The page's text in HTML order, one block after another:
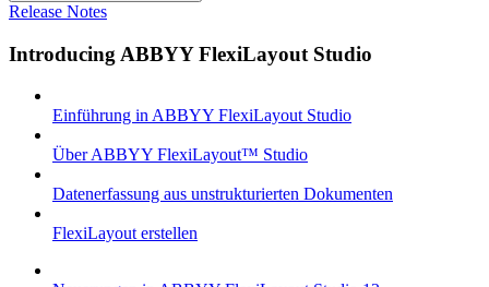
Release Notes
Introducing ABBYY FlexiLayout Studio
Einführung in ABBYY FlexiLayout Studio
Über ABBYY FlexiLayout™ Studio
Datenerfassung aus unstrukturierten Dokumenten
FlexiLayout erstellen